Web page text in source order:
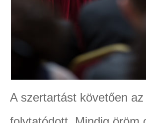
A szertartást követően